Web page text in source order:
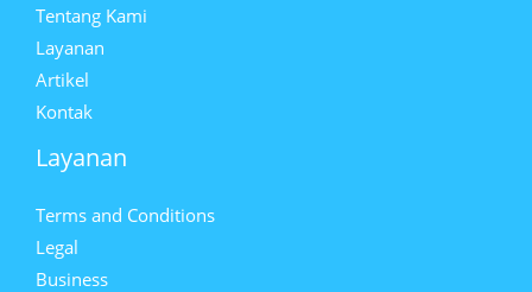
Tentang Kami
Layanan
Artikel
Kontak
Layanan
Terms and Conditions
Legal
Business